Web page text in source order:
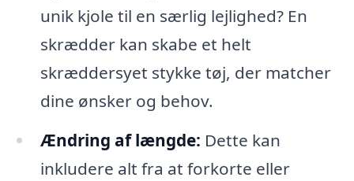
unik kjole til en særlig lejlighed? En
skrædder kan skabe et helt
skræddersyet stykke tøj, der matcher
dine ønsker og behov.
Ændring af længde: Dette kan
inkludere alt fra at forkorte eller